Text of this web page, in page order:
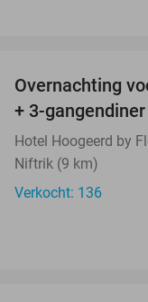
Overnachting
+ 3-
Hotel Hoogeerd by
Niftrik (9 km)
Verkocht: 136